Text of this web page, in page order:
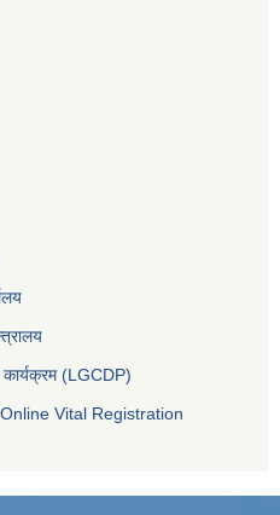
कार्यक्रम (LGCDP)
Online Vital Registration